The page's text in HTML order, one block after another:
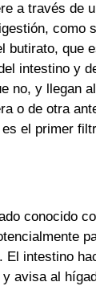
a través de
como
butirato, que
intestino y
no, y llegan
o de otra
el primer
conocido
intestino
avisa al